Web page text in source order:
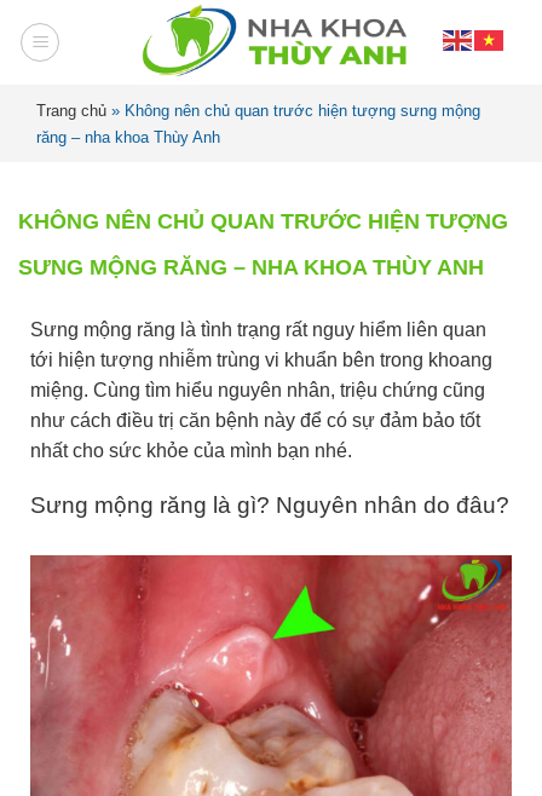
Trang chủ » Không nên chủ quan trước hiện tượng sưng mộng
răng – nha khoa Thùy Anh
KHÔNG NÊN CHỦ QUAN TRƯỚC HIỆN TƯỢNG
SƯNG MỘNG RĂNG – NHA KHOA THÙY ANH
Sưng mộng răng là tình trạng rất nguy hiểm liên quan
tới hiện tượng nhiễm trùng vi khuẩn bên trong khoang
miệng. Cùng tìm hiểu nguyên nhân, triệu chứng cũng
như cách điều trị căn bệnh này để có sự đảm bảo tốt
nhất cho sức khỏe của mình bạn nhé.
Sưng mộng răng là gì? Nguyên nhân do đâu?